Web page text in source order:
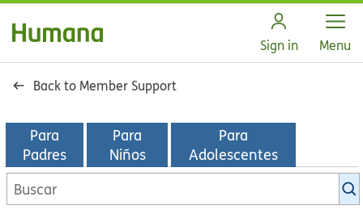
Sign in Open
Menu
Back to Member Support
Para
Padres
Para
Niños
Para
Adolescentes
Buscar
en